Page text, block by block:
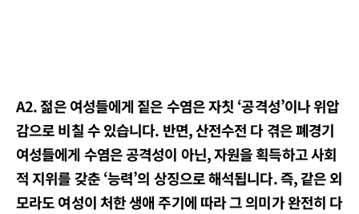
A2. 젊은 여성들에게 짙은 수염은 자칫 ‘공격성’이나 위압
감으로 비칠 수 있습니다. 반면, 산전수전 다 겪은 폐경기
여성들에게 수염은 공격성이 아닌, 자원을 획득하고 사회
적 지위를 갖춘 ‘능력’의 상징으로 해석됩니다. 즉, 같은 외
모라도 여성이 처한 생애 주기에 따라 그 의미가 완전히 다